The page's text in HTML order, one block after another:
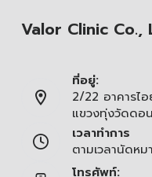
Valor Clinic Co.,
ที่อยู่:
2/22 อาคารไ
แขวงทุ่งวัดดอ
เวลาทำการ
ตามเวลานัดหม
โทรศัพท์: